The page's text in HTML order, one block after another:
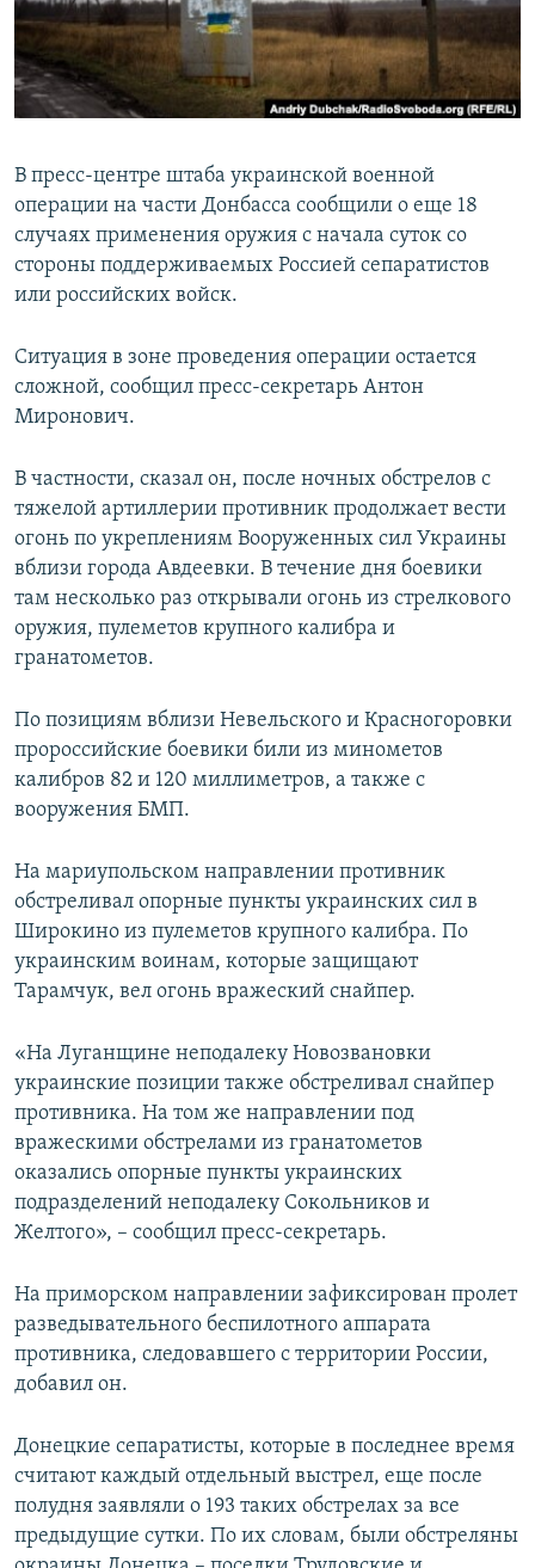
ПОБЕДИТЕЛЕЙ НЕ СУДЯТ?
КРЫМ.НЕПОКОРЕННЫЙ
ELIFBE
ПРИСОЕДИНЯЙТЕСЬ!
Все сайты RFE/RL
В пресс-центре штаба украинской военной
операции на части Донбасса сообщили о еще 18
случаях применения оружия с начала суток со
стороны поддерживаемых Россией сепаратистов
или российских войск.
Ситуация в зоне проведения операции остается
сложной, сообщил пресс-секретарь Антон
Миронович.
В частности, сказал он, после ночных обстрелов с
тяжелой артиллерии противник продолжает вести
огонь по укреплениям Вооруженных сил Украины
вблизи города Авдеевки. В течение дня боевики
там несколько раз открывали огонь из стрелкового
оружия, пулеметов крупного калибра и
гранатометов.
По позициям вблизи Невельского и Красногоровки
пророссийские боевики били из минометов
калибров 82 и 120 миллиметров, а также с
вооружения БМП.
На мариупольском направлении противник
обстреливал опорные пункты украинских сил в
Широкино из пулеметов крупного калибра. По
украинским воинам, которые защищают
Тарамчук, вел огонь вражеский снайпер.
«На Луганщине неподалеку Новозвановки
украинские позиции также обстреливал снайпер
противника. На том же направлении под
вражескими обстрелами из гранатометов
оказались опорные пункты украинских
подразделений неподалеку Сокольников и
Желтого», – сообщил пресс-секретарь.
На приморском направлении зафиксирован пролет
разведывательного беспилотного аппарата
противника, следовавшего с территории России,
добавил он.
Донецкие сепаратисты, которые в последнее время
считают каждый отдельный выстрел, еще после
полудня заявляли о 193 таких обстрелах за все
предыдущие сутки. По их словам, были обстреляны